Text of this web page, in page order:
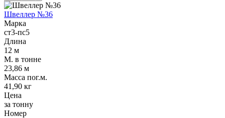
Швеллер №36
Марка
ст3-пс5
Длина
12 м
М. в тонне
23,86 м
Масса пог.м.
41,90 кг
Цена
за тонну
Номер